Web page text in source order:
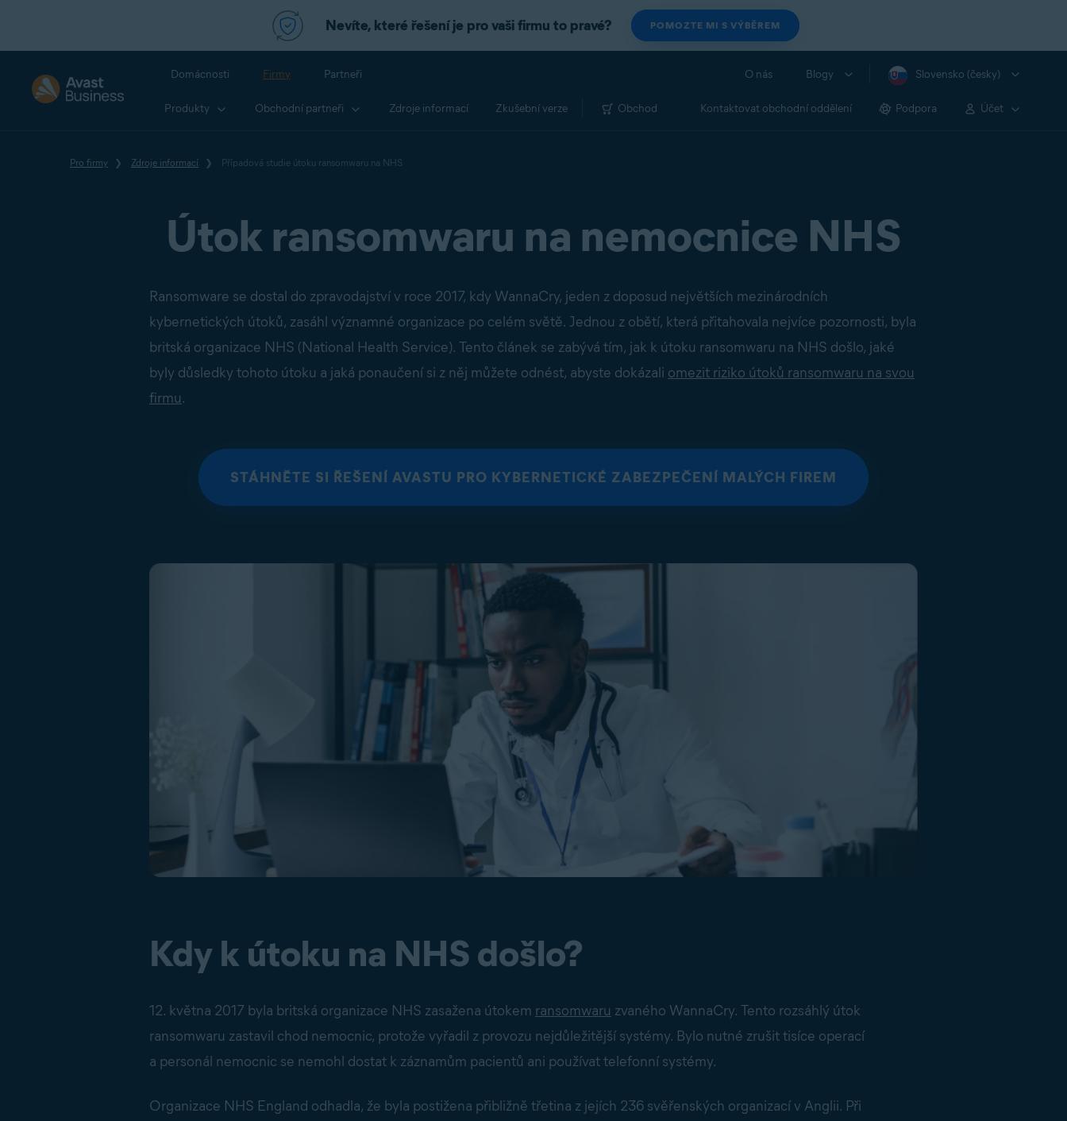
Nevíte, které řešení je pro vaši firmu to pravé? POMOZTE MI S VÝBĚREM
Domácnosti Firmy Partneři O nás Blogy Slovensko (česky)
Produkty Obchodní partneři Zdroje informací Zkušební verze Obchod Kontaktovat obchodní oddělení Podpora Účet
Pro firmy Zdroje informací Případová studie útoku ransomwaru na NHS
Útok ransomwaru na nemocnice NHS
Ransomware se dostal do zpravodajství v roce 2017, kdy WannaCry, jeden z doposud největších mezinárodních
kybernetických útoků, zasáhl významné organizace po celém světě. Jednou z obětí, která přitahovala nejvíce pozornosti, byla
britská organizace NHS (National Health Service). Tento článek se zabývá tím, jak k útoku ransomwaru na NHS došlo, jaké
byly důsledky tohoto útoku a jaká ponaučení si z něj můžete odnést, abyste dokázali omezit riziko útoků ransomwaru na svou
firmu.
STÁHNĚTE SI ŘEŠENÍ AVASTU PRO KYBERNETICKÉ ZABEZPEČENÍ MALÝCH FIREM
Kdy k útoku na NHS došlo?
12. května 2017 byla britská organizace NHS zasažena útokem ransomwaru zvaného WannaCry. Tento rozsáhlý útok
ransomwaru zastavil chod nemocnic, protože vyřadil z provozu nejdůležitější systémy. Bylo nutné zrušit tisíce operací
a personál nemocnic se nemohl dostat k záznamům pacientů ani používat telefonní systémy.
Organizace NHS England odhadla, že byla postižena přibližně třetina z jejích 236 svěřenských organizací v Anglii. Při